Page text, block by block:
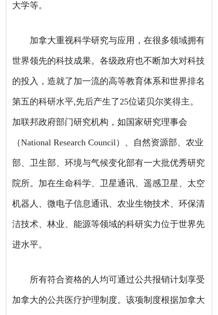
大学等。
加拿大重视科学研究与应用，在很多领域拥有
世界领先的科技成果。各级政府也不断加大对科技
的投入，造就了加一流的高等教育体系和世界排名
第五的科研水平,先后产生了25位诺贝尔奖得主。
加联邦政府部门研究机构，如国家研究理事会
（National Research Council）、自然资源部、农业
部、卫生部、环境与气候变化部有一大批优秀研究
院所。加在生命科学、卫星通讯、遥感卫星、太空
机器人、微电子信息通讯、农业生物技术、环保清
洁技术、林业、能源等领域的科研实力位于世界先
进水平。
所有符合资格的人均可通过公共报销计划享受
加拿大的公共医疗护理制度。该项制度根据加拿大